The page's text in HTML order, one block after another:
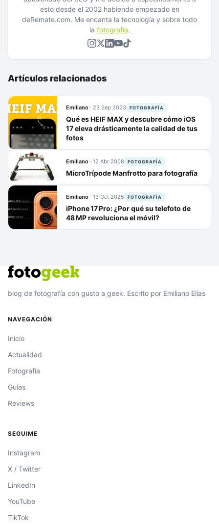
esto desde el 2002 habiendo empezado en
deRemate.com. Me encanta la tecnología y sobre todo
la fotografía.
Artículos relacionados
Emiliano · 23 Sep 2023 FOTOGRAFÍA
Qué es HEIF MAX y descubre cómo iOS
17 eleva drásticamente la calidad de tus
fotos
Emiliano · 12 Abr 2008 FOTOGRAFÍA
MicroTrípode Manfrotto para fotografía
Emiliano · 13 Oct 2025 FOTOGRAFÍA
iPhone 17 Pro: ¿Por qué su telefoto de
48 MP revoluciona el móvil?
blog de fotografía con gusto a geek. Escrito por Emiliano Elías
NAVEGACIÓN
Inicio
Actualidad
Fotografía
Guías
Reviews
SEGUIME
Instagram
X / Twitter
LinkedIn
YouTube
TikTok